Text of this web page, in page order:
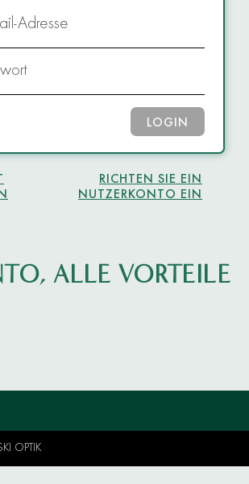
Adresse
LOGIN
RICHTEN SIE EIN
NUTZERKONTO EIN
ALLE VORTEILE
OPTIK